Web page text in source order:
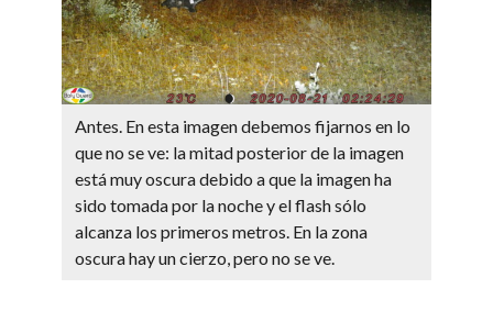
Antes. En esta imagen debemos fijarnos en lo
que no se ve: la mitad posterior de la imagen
está muy oscura debido a que la imagen ha
sido tomada por la noche y el flash sólo
alcanza los primeros metros. En la zona
oscura hay un cierzo, pero no se ve.